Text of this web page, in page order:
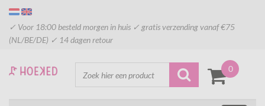
✓ Voor 18:00 besteld morgen in huis ✓ gratis verzending vanaf €75
(NL/BE/DE) ✓ 14 dagen retour
0